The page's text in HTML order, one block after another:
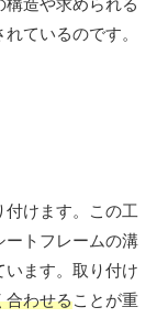
造や求められる
ているのです。
付けます。この工
ートフレームの溝
います。取り付け
合わせることが重